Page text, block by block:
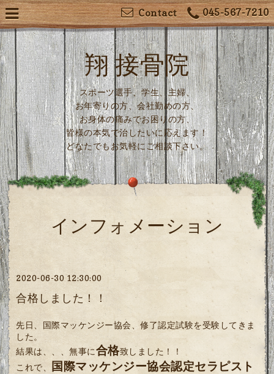
045-567-7210
Contact
翔 接骨院
スポーツ選手、学生、主婦、
お年寄りの方、会社勤めの方、
お身体の痛みでお困りの方、
皆様の本気で治したいに応えます！
どなたでもお気軽にご相談下さい。
インフォメーション
2020-06-30 12:30:00
合格しました！！
先日、国際マッケンジー協会、修了認定試験を受験してきま
した。
結果は、、、無事に合格致しました！！
これで、
国際マッケンジー協会認定セラピスト